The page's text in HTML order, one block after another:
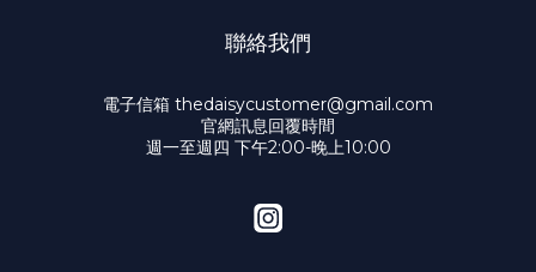
聯絡我們
電子信箱 thedaisycustomer@gmail.com
官網訊息回覆時間
週一至週四 下午2:00-晚上10:00